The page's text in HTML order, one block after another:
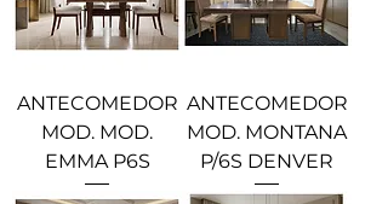
ANTECOMEDOR
MOD. MOD.
EMMA P6S
ANTECOMEDOR
MOD. MONTANA
P/6S DENVER